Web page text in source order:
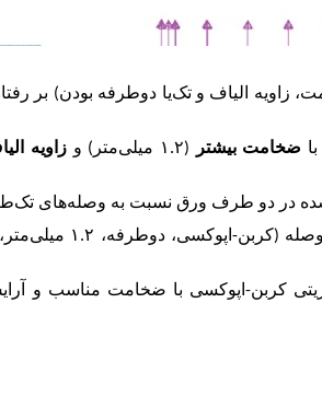
زاویه الیاف و تک‌یا دوطرفه بودن) بر
با ضخامت بیشتر (۱.۲ میلی‌متر) و زاویه
در دو طرف ورق نسبت به وصله‌های
وصله (کربن-اپوکسی، دوطرفه، ۱.۲ میلی‌متر،
کربن-اپوکسی با ضخامت مناسب و